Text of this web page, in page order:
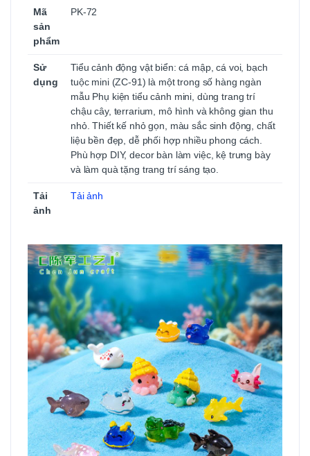
Tên
sản
phẩm
Tiểu cảnh động vật biển: cá mập, cá voi, bạch
Mã
sản
phẩm
PK-72
Tiểu cảnh động vật biển: cá mập, cá voi, bạch
tuộc mini (ZC-91) là một trong số hàng ngàn
mẫu Phụ kiện tiểu cảnh mini, dùng trang trí
chậu cây, terrarium, mô hình và không gian thu
nhỏ. Thiết kế nhỏ gọn, màu sắc sinh động, chất
liệu bền đẹp, dễ phối hợp nhiều phong cách.
Tải
ảnh
Tải ảnh